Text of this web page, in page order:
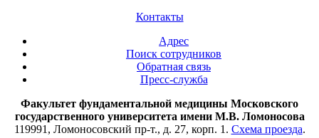
Контакты
Адрес
Поиск сотрудников
Обратная связь
Пресс-служба
Факультет фундаментальной медицины Московского
государственного университета имени М.В. Ломоносова
119991, Ломоносовский пр-т., д. 27, корп. 1. Схема проезда.